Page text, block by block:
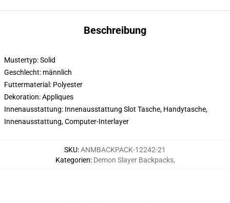
Beschreibung
Mustertyp: Solid
Geschlecht: männlich
Futtermaterial: Polyester
Dekoration: Appliques
Innenausstattung: Innenausstattung Slot Tasche, Handytasche,
Innenausstattung, Computer-Interlayer
SKU:ANMBACKPACK-12242-21
Kategorien: Demon Slayer Backpacks,